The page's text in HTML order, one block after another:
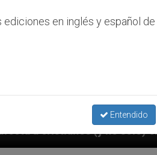
en Tierra Santa
en inglés y español de
Entendido